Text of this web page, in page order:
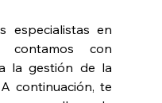
especialistas en
con
la gestión de la
continuación, te